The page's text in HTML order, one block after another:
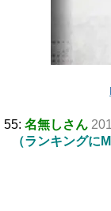
55: 名無しさん
（ランキングに